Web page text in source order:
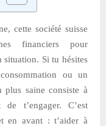
cette société suisse
financiers pour
situation. Si tu hésites
ou un
plus saine consiste à
t’engager. C’est
en avant : t’aider à